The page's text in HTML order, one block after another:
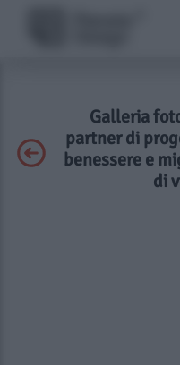
Galleria
partner di
benessere e
di